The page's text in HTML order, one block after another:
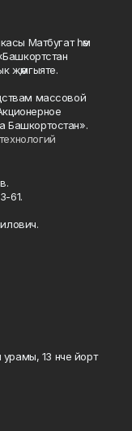
Матбугат һәм
җәмгыяте.
массовой
Башкортостан».
61.
урамы, 13 нче йорт